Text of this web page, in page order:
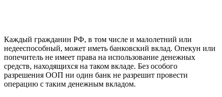
Каждый гражданин РФ, в том числе и малолетний или
недееспособный, может иметь банковский вклад. Опекун или
попечитель не имеет права на использование денежных
средств, находящихся на таком вкладе. Без особого
разрешения ООП ни один банк не разрешит провести
операцию с таким денежным вкладом.